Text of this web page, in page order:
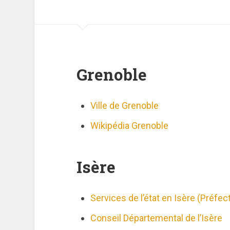
Grenoble
Ville de Grenoble
Wikipédia Grenoble
Isère
Services de l’état en Isère
Conseil Départemental de l’Isère